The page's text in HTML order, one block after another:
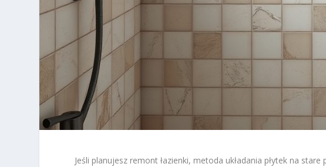
Jeśli planujesz remont łazienki, metoda układania płytek na